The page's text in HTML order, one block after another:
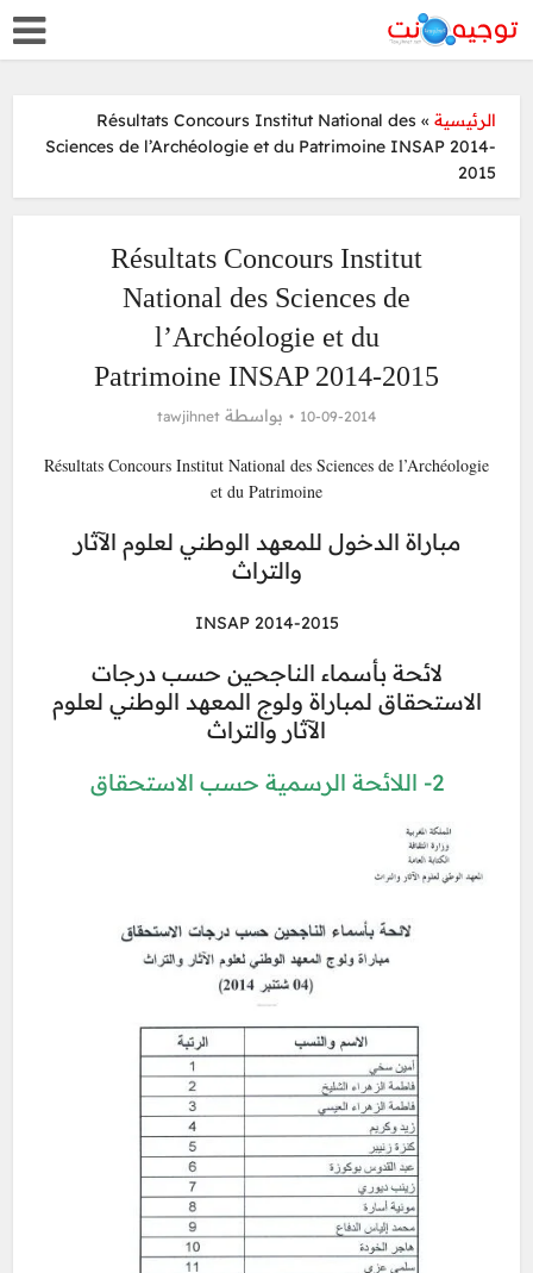
الرئيسية »
Résultats Concours Institut National des
Sciences de l’Archéologie et du Patrimoine INSAP 2014-
2015
Résultats Concours Institut
National des Sciences de
l’Archéologie et du
Patrimoine INSAP 2014-2015
10-09-2014 بواسطة tawjihnet
Résultats Concours Institut National des Sciences de l’Archéologie
et du Patrimoine
مباراة الدخول للمعهد الوطني لعلوم الآثار
والتراث
INSAP 2014-2015
لائحة بأسماء الناجحين حسب درجات
الاستحقاق لمباراة ولوج المعهد الوطني لعلوم
الآثار والتراث
2- اللائحة الرسمية حسب الاستحقاق